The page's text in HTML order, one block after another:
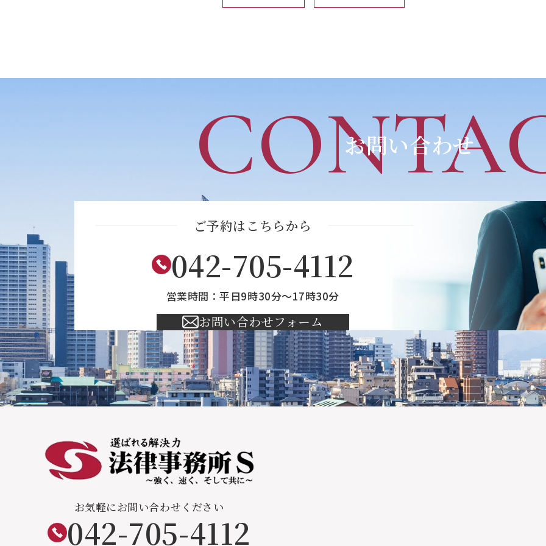
お問い合わせ
ご予約はこちらから
042-705-4112
営業時間：平日9時30分～17時30分
お問い合わせフォーム
お気軽にお問い合わせください
042-705-4112